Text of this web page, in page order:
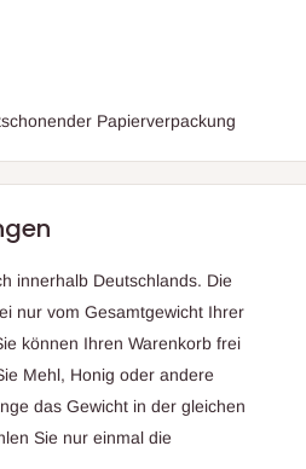
Papierverpackung
innerhalb Deutschlands. Die
nur vom Gesamtgewicht Ihrer
können Ihren Warenkorb frei
Mehl, Honig oder andere
das Gewicht in der gleichen
Sie nur einmal die